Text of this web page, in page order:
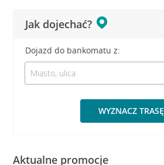
Jak dojechać?
Dojazd do bankomatu z:
WYZNACZ TRASĘ
Aktualne promocje